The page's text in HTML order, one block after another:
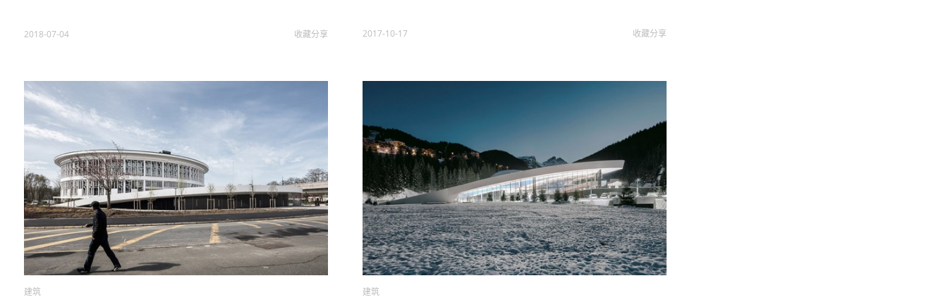
2018-07-04 收藏分享 2017-10-17 收藏分享
建筑 建筑